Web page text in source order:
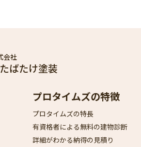
会社
ばたけ塗装
プロタイムズの特徴
プロタイムズの特長
有資格者による無料の建物診断
詳細がわかる納得の見積り